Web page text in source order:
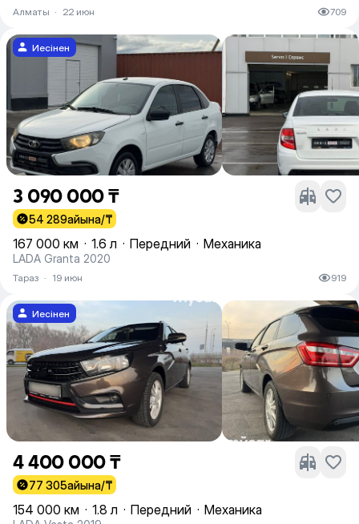
Алматы · 22 июн 709
Иесінен
3 090 000 ₸
54 289айына/₸
167 000 км · 1.6 л · Передний · Механика
LADA Granta 2020
Тараз · 19 июн 919
Иесінен
4 400 000 ₸
77 305айына/₸
154 000 км · 1.8 л · Передний · Механика